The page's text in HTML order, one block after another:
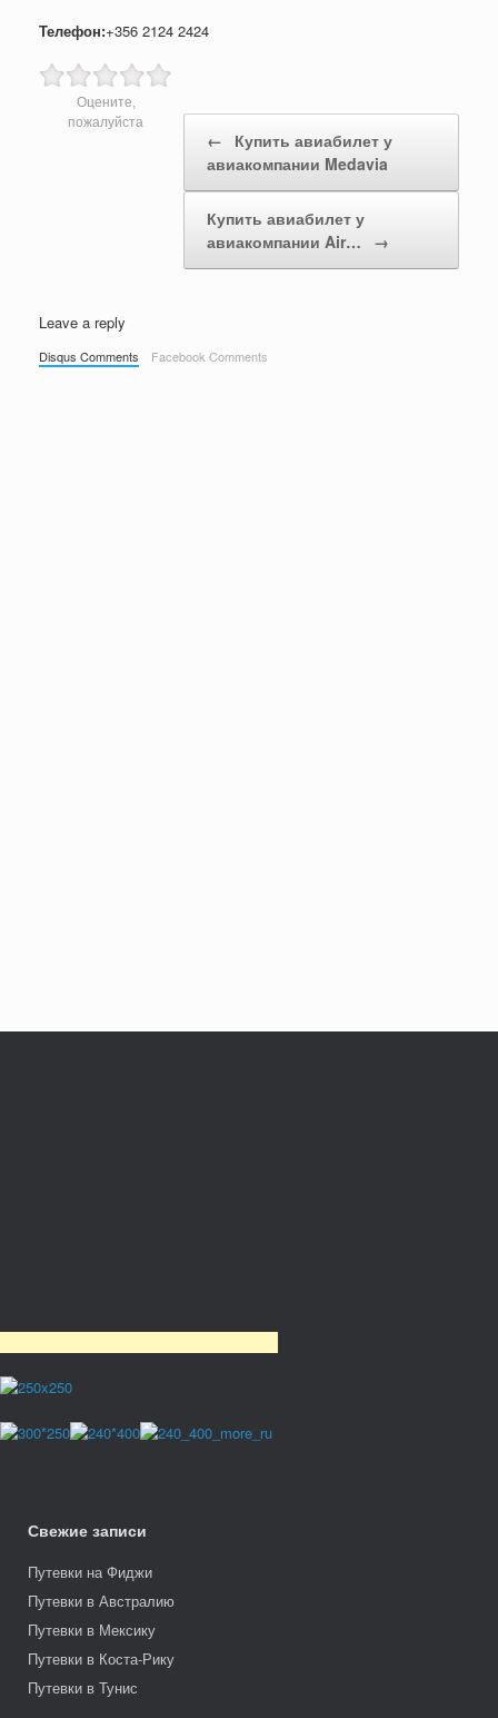
Телефон:+356 2124 2424
Оцените,
пожалуйста
Post navigation
←
Купить авиабилет у
авиакомпании Medavia
Купить авиабилет у
авиакомпании Air…
→
Leave a reply
Disqus Comments Facebook Comments
Свежие записи
Путевки на Фиджи
Путевки в Австралию
Путевки в Мексику
Путевки в Коста-Рику
Путевки в Тунис